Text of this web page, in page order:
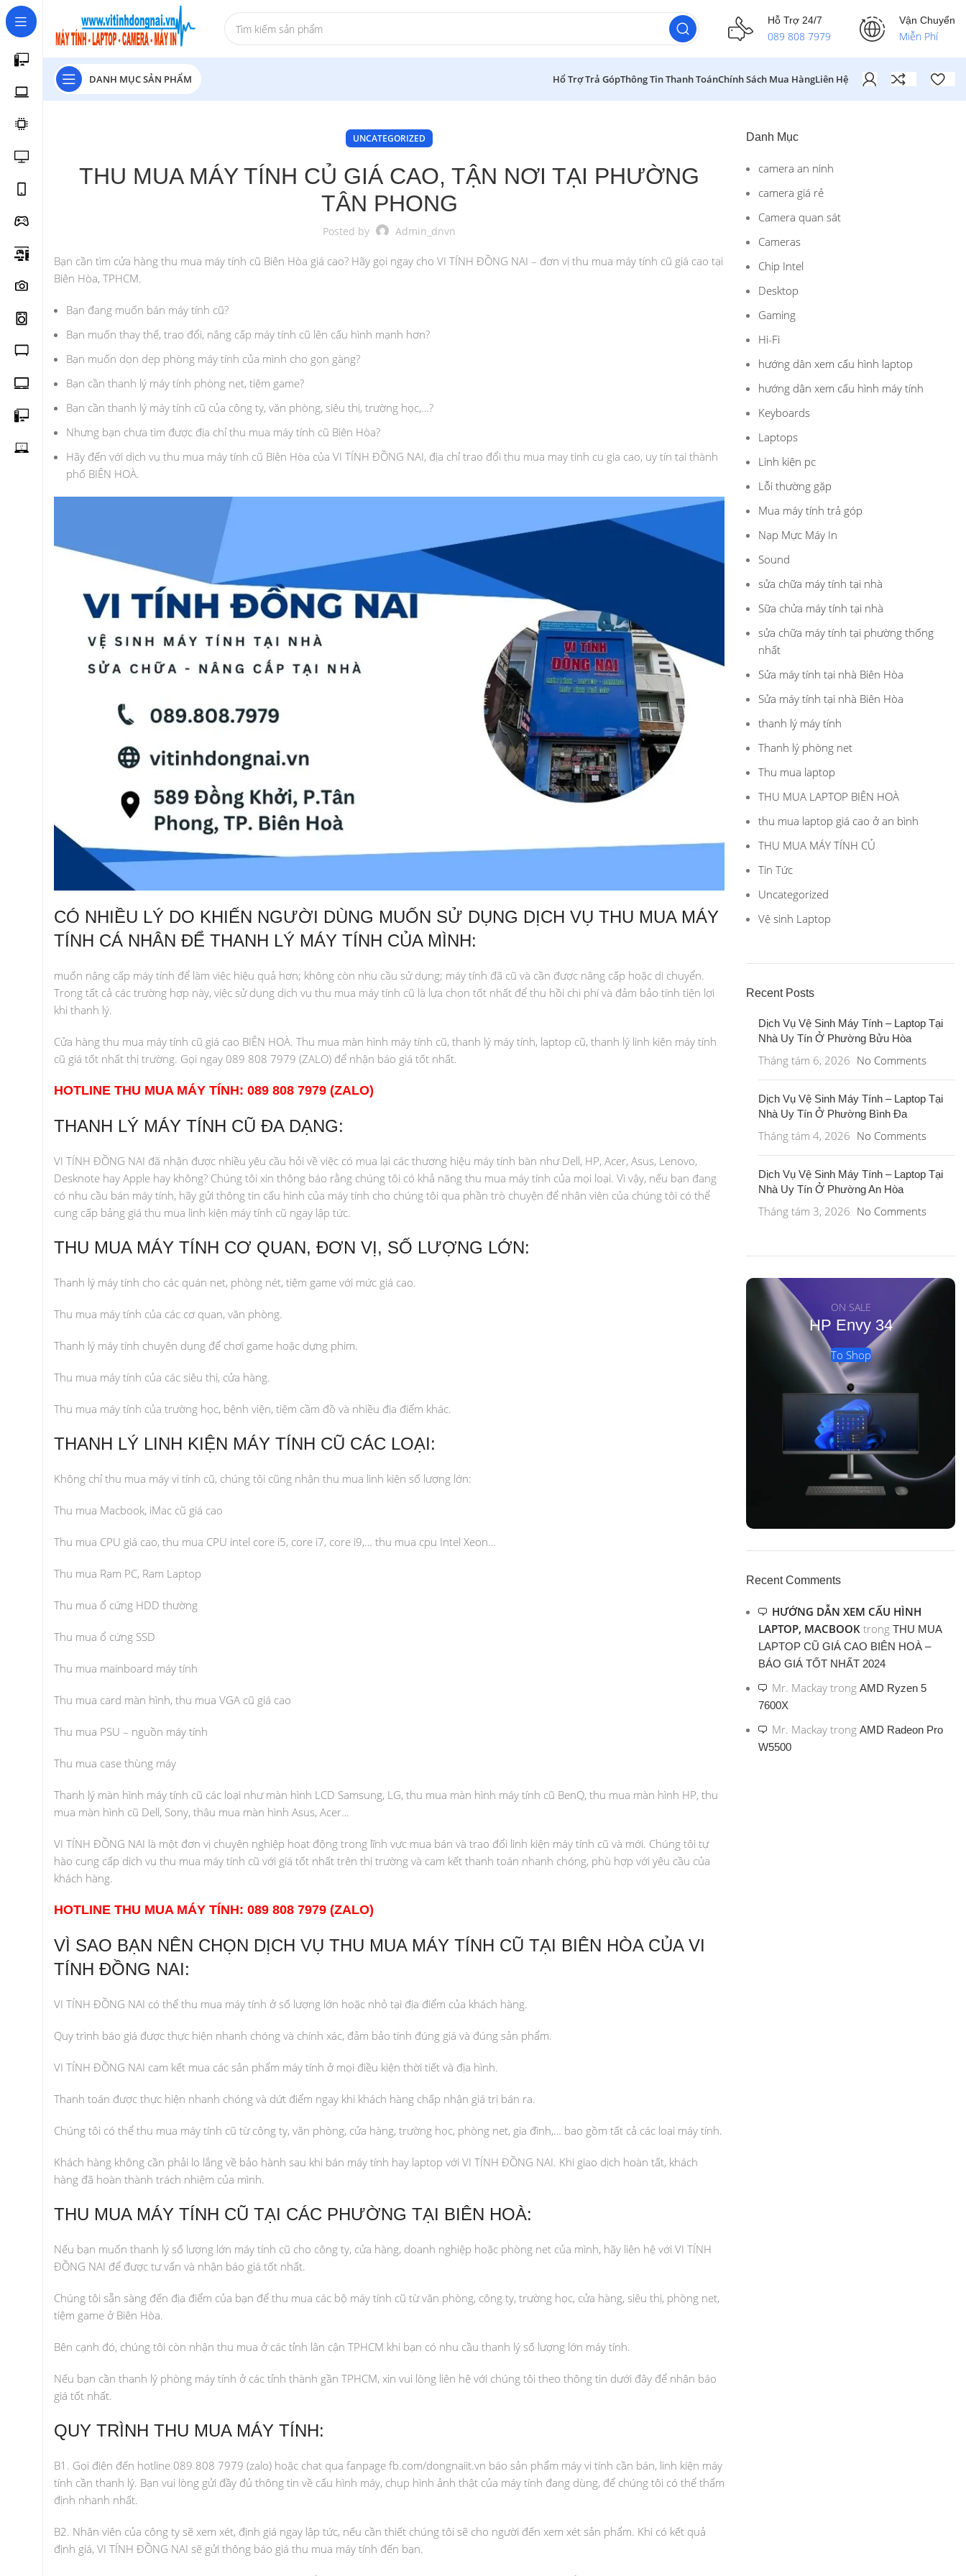
Hỗ Trợ 24/7
089 808 7979
Vận Chuyển
Miễn Phí
DANH MỤC SẢN PHẨM Hổ Trợ Trả GópThông Tin Thanh ToánChính Sách Mua HàngLiên Hệ
UNCATEGORIZED
THU MUA MÁY TÍNH CỦ GIÁ CAO, TẬN NƠI TẠI PHƯỜNG
TÂN PHONG
Posted by Admin_dnvn
Bạn cần tìm cửa hàng thu mua máy tính cũ Biên Hòa giá cao? Hãy gọi ngay cho VI TÍNH ĐỒNG NAI – đơn vị thu mua máy tính cũ giá cao tại
Biên Hòa, TPHCM.
Bạn đang muốn bán máy tính cũ?
Bạn muốn thay thế, trao đổi, nâng cấp máy tính cũ lên cấu hình mạnh hơn?
Bạn muốn dọn dẹp phòng máy tính của mình cho gọn gàng?
Bạn cần thanh lý máy tính phòng net, tiệm game?
Bạn cần thanh lý máy tính cũ của công ty, văn phòng, siêu thị, trường học,…?
Nhưng bạn chưa tìm được địa chỉ thu mua máy tính cũ Biên Hòa?
Hãy đến với dịch vụ thu mua máy tính cũ Biên Hòa của VI TÍNH ĐỒNG NAI, địa chỉ trao đổi thu mua may tinh cu gia cao, uy tín tại thành
phố BIÊN HOÀ.
CÓ NHIỀU LÝ DO KHIẾN NGƯỜI DÙNG MUỐN SỬ DỤNG DỊCH VỤ THU MUA MÁY
TÍNH CÁ NHÂN ĐỂ THANH LÝ MÁY TÍNH CỦA MÌNH:
muốn nâng cấp máy tính để làm việc hiệu quả hơn; không còn nhu cầu sử dụng; máy tính đã cũ và cần được nâng cấp hoặc di chuyển.
Trong tất cả các trường hợp này, việc sử dụng dịch vụ thu mua máy tính cũ là lựa chọn tốt nhất để thu hồi chi phí và đảm bảo tính tiện lợi
khi thanh lý.
Cửa hàng thu mua máy tính cũ giá cao BIÊN HOÀ. Thu mua màn hình máy tính cũ, thanh lý máy tính, laptop cũ, thanh lý linh kiện máy tính
cũ giá tốt nhất thị trường. Gọi ngay 089 808 7979 (ZALO) để nhận báo giá tốt nhất.
HOTLINE THU MUA MÁY TÍNH: 089 808 7979 (ZALO)
THANH LÝ MÁY TÍNH CŨ ĐA DẠNG:
VI TÍNH ĐỒNG NAI đã nhận được nhiều yêu cầu hỏi về việc có mua lại các thương hiệu máy tính bàn như Dell, HP, Acer, Asus, Lenovo,
Desknote hay Apple hay không? Chúng tôi xin thông báo rằng chúng tôi có khả năng thu mua máy tính của mọi loại. Vì vậy, nếu bạn đang
có nhu cầu bán máy tính, hãy gửi thông tin cấu hình của máy tính cho chúng tôi qua phần trò chuyện để nhân viên của chúng tôi có thể
cung cấp bảng giá thu mua linh kiện máy tính cũ ngay lập tức.
THU MUA MÁY TÍNH CƠ QUAN, ĐƠN VỊ, SỐ LƯỢNG LỚN:
Thanh lý máy tính cho các quán net, phòng nét, tiệm game với mức giá cao.
Thu mua máy tính của các cơ quan, văn phòng.
Thanh lý máy tính chuyên dụng để chơi game hoặc dựng phim.
Thu mua máy tính của các siêu thị, cửa hàng.
Thu mua máy tính của trường học, bệnh viện, tiệm cầm đồ và nhiều địa điểm khác.
THANH LÝ LINH KIỆN MÁY TÍNH CŨ CÁC LOẠI:
Không chỉ thu mua máy vi tính cũ, chúng tôi cũng nhận thu mua linh kiện số lượng lớn:
Thu mua Macbook, iMac cũ giá cao
Thu mua CPU giá cao, thu mua CPU intel core i5, core i7, core i9,… thu mua cpu Intel Xeon…
Thu mua Ram PC, Ram Laptop
Thu mua ổ cứng HDD thường
Thu mua ổ cứng SSD
Thu mua mainboard máy tính
Thu mua card màn hình, thu mua VGA cũ giá cao
Thu mua PSU – nguồn máy tính
Thu mua case thùng máy
Thanh lý màn hình máy tính cũ các loại như màn hình LCD Samsung, LG, thu mua màn hình máy tính cũ BenQ, thu mua màn hình HP, thu
mua màn hình cũ Dell, Sony, thâu mua màn hình Asus, Acer…
VI TÍNH ĐỒNG NAI là một đơn vị chuyên nghiệp hoạt động trong lĩnh vực mua bán và trao đổi linh kiện máy tính cũ và mới. Chúng tôi tự
hào cung cấp dịch vụ thu mua máy tính cũ với giá tốt nhất trên thị trường và cam kết thanh toán nhanh chóng, phù hợp với yêu cầu của
khách hàng.
HOTLINE THU MUA MÁY TÍNH: 089 808 7979 (ZALO)
VÌ SAO BẠN NÊN CHỌN DỊCH VỤ THU MUA MÁY TÍNH CŨ TẠI BIÊN HÒA CỦA VI
TÍNH ĐỒNG NAI:
VI TÍNH ĐỒNG NAI có thể thu mua máy tính ở số lượng lớn hoặc nhỏ tại địa điểm của khách hàng.
Quy trình báo giá được thực hiện nhanh chóng và chính xác, đảm bảo tính đúng giá và đúng sản phẩm.
VI TÍNH ĐỒNG NAI cam kết mua các sản phẩm máy tính ở mọi điều kiện thời tiết và địa hình.
Thanh toán được thực hiện nhanh chóng và dứt điểm ngay khi khách hàng chấp nhận giá trị bán ra.
Chúng tôi có thể thu mua máy tính cũ từ công ty, văn phòng, cửa hàng, trường học, phòng net, gia đình,… bao gồm tất cả các loại máy tính.
Khách hàng không cần phải lo lắng về bảo hành sau khi bán máy tính hay laptop với VI TÍNH ĐỒNG NAI. Khi giao dịch hoàn tất, khách
hàng đã hoàn thành trách nhiệm của mình.
THU MUA MÁY TÍNH CŨ TẠI CÁC PHƯỜNG TẠI BIÊN HOÀ:
Nếu bạn muốn thanh lý số lượng lớn máy tính cũ cho công ty, cửa hàng, doanh nghiệp hoặc phòng net của mình, hãy liên hệ với VI TÍNH
ĐỒNG NAI để được tư vấn và nhận báo giá tốt nhất.
Chúng tôi sẵn sàng đến địa điểm của bạn để thu mua các bộ máy tính cũ từ văn phòng, công ty, trường học, cửa hàng, siêu thị, phòng net,
tiệm game ở Biên Hòa.
Bên cạnh đó, chúng tôi còn nhận thu mua ở các tỉnh lân cận TPHCM khi bạn có nhu cầu thanh lý số lượng lớn máy tính.
Nếu bạn cần thanh lý phòng máy tính ở các tỉnh thành gần TPHCM, xin vui lòng liên hệ với chúng tôi theo thông tin dưới đây để nhận báo
giá tốt nhất.
QUY TRÌNH THU MUA MÁY TÍNH:
B1. Gọi điện đến hotline 089 808 7979 (zalo) hoặc chat qua fanpage fb.com/dongnaiit.vn báo sản phẩm máy vi tính cần bán, linh kiện máy
tính cần thanh lý. Bạn vui lòng gửi đầy đủ thông tin về cấu hình máy, chụp hình ảnh thật của máy tính đang dùng, để chúng tôi có thể thẩm
định nhanh nhất.
B2. Nhân viên của công ty sẽ xem xét, định giá ngay lập tức, nếu cần thiết chúng tôi sẽ cho người đến xem xét sản phẩm. Khi có kết quả
định giá, VI TÍNH ĐỒNG NAI sẽ gửi thông báo giá thu mua máy tính đến bạn.
Danh Mục
camera an ninh
camera giá rẻ
Camera quan sát
Cameras
Chip Intel
Desktop
Gaming
Hi-Fi
hướng dân xem cấu hình laptop
hướng dân xem cấu hình máy tính
Keyboards
Laptops
Linh kiện pc
Lỗi thường gặp
Mua máy tính trả góp
Nạp Mực Máy In
Sound
sửa chữa máy tính tại nhà
Sữa chửa máy tính tại nhà
sửa chữa máy tính tại phường thống
nhất
Sửa máy tính tại nhà Biên Hòa
Sửa máy tính tại nhà Biên Hòa
thanh lý máy tính
Thanh lý phòng net
Thu mua laptop
THU MUA LAPTOP BIÊN HOÀ
thu mua laptop giá cao ở an bình
THU MUA MÁY TÍNH CỦ
Tin Tức
Uncategorized
Vệ sinh Laptop
Recent Posts
Dịch Vụ Vệ Sinh Máy Tính – Laptop Tại
Nhà Uy Tín Ở Phường Bửu Hòa
Tháng tám 6, 2026 No Comments
Dịch Vụ Vệ Sinh Máy Tính – Laptop Tại
Nhà Uy Tín Ở Phường Bình Đa
Tháng tám 4, 2026 No Comments
Dịch Vụ Vệ Sinh Máy Tính – Laptop Tại
Nhà Uy Tín Ở Phường An Hòa
Tháng tám 3, 2026 No Comments
ON SALE
HP Envy 34
To Shop
Recent Comments
HƯỚNG DẪN XEM CẤU HÌNH
LAPTOP, MACBOOK trong THU MUA
LAPTOP CŨ GIÁ CAO BIÊN HOÀ –
BÁO GIÁ TỐT NHẤT 2024
Mr. Mackay trong AMD Ryzen 5
7600X
Mr. Mackay trong AMD Radeon Pro
W5500